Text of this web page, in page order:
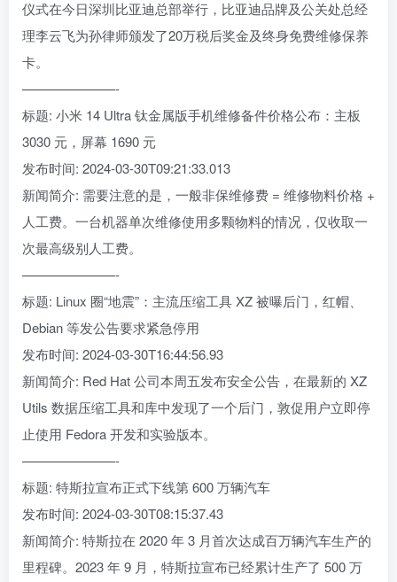
仪式在今日深圳比亚迪总部举行，比亚迪品牌及公关处总经
理李云飞为孙律师颁发了20万税后奖金及终身免费维修保养
卡。
———————-
标题: 小米 14 Ultra 钛金属版手机维修备件价格公布：主板
3030 元，屏幕 1690 元
发布时间: 2024-03-30T09:21:33.013
新闻简介: 需要注意的是，一般非保维修费 = 维修物料价格 +
人工费。一台机器单次维修使用多颗物料的情况，仅收取一
次最高级别人工费。
———————-
标题: Linux 圈“地震”：主流压缩工具 XZ 被曝后门，红帽、
Debian 等发公告要求紧急停用
发布时间: 2024-03-30T16:44:56.93
新闻简介: Red Hat 公司本周五发布安全公告，在最新的 XZ
Utils 数据压缩工具和库中发现了一个后门，敦促用户立即停
止使用 Fedora 开发和实验版本。
———————-
标题: 特斯拉宣布正式下线第 600 万辆汽车
发布时间: 2024-03-30T08:15:37.43
新闻简介: 特斯拉在 2020 年 3 月首次达成百万辆汽车生产的
里程碑。2023 年 9 月，特斯拉宣布已经累计生产了 500 万